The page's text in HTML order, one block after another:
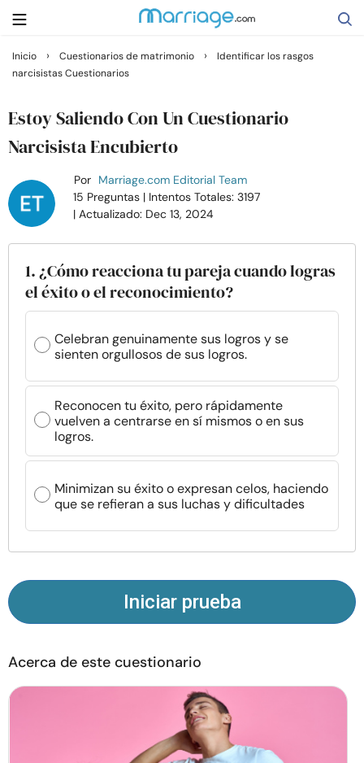
Buscar
Casarse
Relaciones
Familia
Ayuda
Cursos
Recursos
Comunidad
Encuentra un terapeuta
Sobre nosotros Contáctanos Escríbenos
Publicidad con
© Copyright 2026. Todos los derechos reservados.
Inicio › Cuestionarios de matrimonio ›
Identificar los rasgos
narcisistas Cuestionarios
Estoy Saliendo Con Un Cuestionario
Narcisista Encubierto
Por Marriage.com Editorial Team
15 Preguntas | Intentos Totales: 3197
| Actualizado: Dec 13, 2024
1. ¿Cómo reacciona tu pareja cuando logras
el éxito o el reconocimiento?
Celebran genuinamente sus logros y se
sienten orgullosos de sus logros.
Reconocen tu éxito, pero rápidamente
vuelven a centrarse en sí mismos o en sus
logros.
Minimizan su éxito o expresan celos, haciendo
que se refieran a sus luchas y dificultades
Iniciar prueba
Acerca de este cuestionario